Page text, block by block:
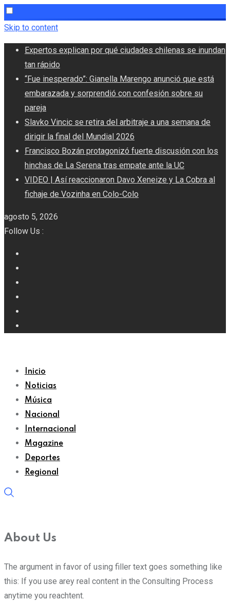
Skip to content
Expertos explican por qué ciudades chilenas se inundan
tan rápido
“Fue inesperado”: Gianella Marengo anunció que está
embarazada y sorprendió con confesión sobre su
pareja
Slavko Vincic se retira del arbitraje a una semana de
dirigir la final del Mundial 2026
Francisco Bozán protagonizó fuerte discusión con los
hinchas de La Serena tras empate ante la UC
VIDEO | Así reaccionaron Davo Xeneize y La Cobra al
fichaje de Vozinha en Colo-Colo
agosto 5, 2026
Follow Us :
Inicio
Noticias
Música
Nacional
Internacional
Magazine
Deportes
Regional
About Us
The argument in favor of using filler text goes something like
this: If you use arey real content in the Consulting Process
anytime you reachtent.